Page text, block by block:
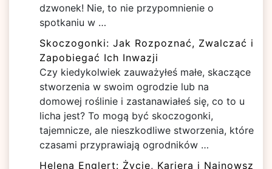
dzwonek! Nie, to nie przypomnienie o
spotkaniu w …
Skoczogonki: Jak Rozpoznać, Zwalczać i
Zapobiegać Ich Inwazji
Czy kiedykolwiek zauważyłeś małe, skaczące
stworzenia w swoim ogrodzie lub na
domowej roślinie i zastanawiałeś się, co to u
licha jest? To mogą być skoczogonki,
tajemnicze, ale nieszkodliwe stworzenia, które
czasami przyprawiają ogrodników …
Helena Englert: Życie, Kariera i Najnowsz